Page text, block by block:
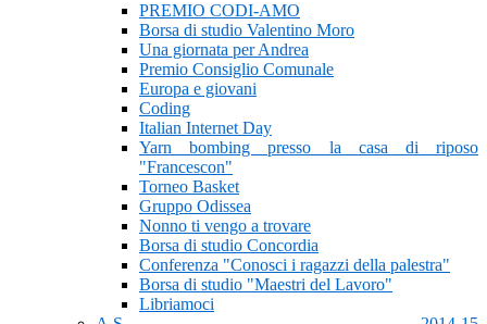
PREMIO CODI-AMO
Borsa di studio Valentino Moro
Una giornata per Andrea
Premio Consiglio Comunale
Europa e giovani
Coding
Italian Internet Day
Yarn bombing presso la casa di riposo
"Francescon"
Torneo Basket
Gruppo Odissea
Nonno ti vengo a trovare
Borsa di studio Concordia
Conferenza "Conosci i ragazzi della palestra"
Borsa di studio "Maestri del Lavoro"
Libriamoci